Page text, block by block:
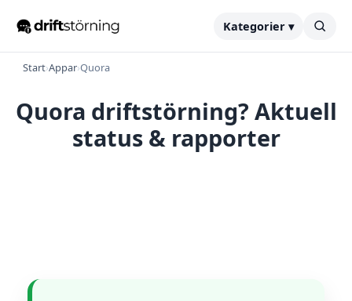
Kategorier ▾
Start›Appar›Quora
Quora driftstörning? Aktuell
status & rapporter